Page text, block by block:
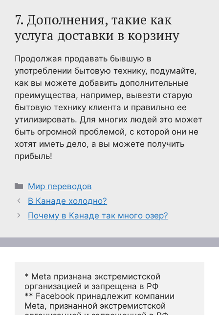
7. Дополнения, такие как
услуга доставки в корзину
Продолжая продавать бывшую в
употреблении бытовую технику, подумайте,
как вы можете добавить дополнительные
преимущества, например, вывезти старую
бытовую технику клиента и правильно ее
утилизировать. Для многих людей это может
быть огромной проблемой, с которой они не
хотят иметь дело, а вы можете получить
прибыль!
Рубрики
Мир переводов
В Канаде холодно?
Почему в Канаде так много озер?
* Meta признана экстремистской
организацией и запрещена в РФ
** Facebook принадлежит компании
Meta, признанной экстремистской